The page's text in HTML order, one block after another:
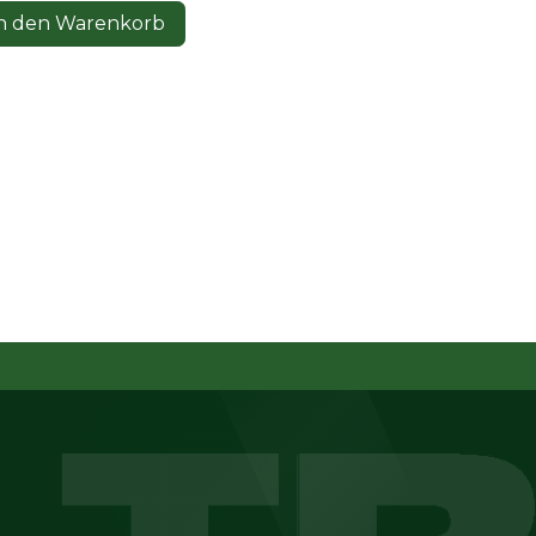
den Warenkorb